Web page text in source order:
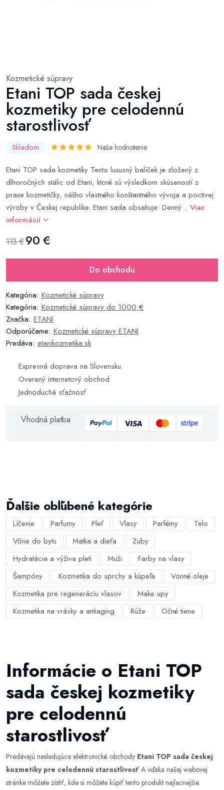
Kozmetické súpravy
Etani TOP sada českej
kozmetiky pre celodennú
starostlivosť
Skladom Naše hodnotenie
Etani TOP sada kozmetiky Tento luxusný balíček je zložený z
dlhoročných stálic od Etani, ktoré sú výsledkom skúseností z
praxe kozmetičky, nášho vlastného konštantného vývoja a poctivej
výroby v Českej republike. Etani sada obsahuje: Denný... Viac
informácií
113 €90 €
Do obchodu
Kategória: Kozmetické súpravy
Kategória: Kozmetické súpravy do 1000 €
Značka: ETANI
Odporúčame: Kozmetické súpravy ETANI
Predáva: etanikozmetika.sk
Expresná doprava na Slovensku
Overený internetový obchod
Jednoduchá sťažnosť
Vhodná platba
Ďalšie obľúbené kategórie
Líčenie Parfumy Pleť Vlasy Parfémy
Telo
Vône do bytu
Matka a dieťa
Zuby
Hydratácia a výživa pleti
Muži
Farby na vlasy
Šampóny
Kozmetika do sprchy a kúpeľa
Vonné oleje
Kozmetika pre regeneráciu vlasov
Make upy
Kozmetika na vrásky a antiaging
Rúže Očné tiene
Informácie o Etani TOP
sada českej kozmetiky
pre celodennú
starostlivosť
Predávajú nasledujúce elektronické obchody Etani TOP sada českej
kozmetiky pre celodennú starostlivosťA vďaka našej webovej
stránke môžete zistiť, kde si môžete kúpiť tento produkt najlacnejšie.